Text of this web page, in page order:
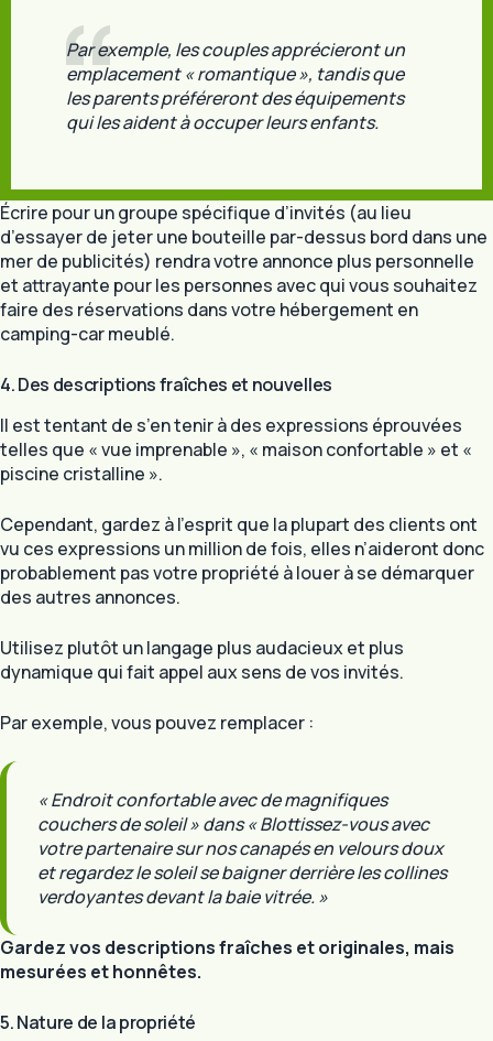
Par exemple, les couples apprécieront un
emplacement « romantique », tandis que
les parents préféreront des équipements
qui les aident à occuper leurs enfants.
Écrire pour un groupe spécifique d’invités (au lieu
d’essayer de jeter une bouteille par-dessus bord dans une
mer de publicités) rendra votre annonce plus personnelle
et attrayante pour les personnes avec qui vous souhaitez
faire des réservations dans votre hébergement en
camping-car meublé.
4. Des descriptions fraîches et nouvelles
Il est tentant de s’en tenir à des expressions éprouvées
telles que « vue imprenable », « maison confortable » et «
piscine cristalline ».
Cependant, gardez à l’esprit que la plupart des clients ont
vu ces expressions un million de fois, elles n’aideront donc
probablement pas votre propriété à louer à se démarquer
des autres annonces.
Utilisez plutôt un langage plus audacieux et plus
dynamique qui fait appel aux sens de vos invités.
Par exemple, vous pouvez remplacer :
« Endroit confortable avec de magnifiques
couchers de soleil » dans « Blottissez-vous avec
votre partenaire sur nos canapés en velours doux
et regardez le soleil se baigner derrière les collines
verdoyantes devant la baie vitrée. »
Gardez vos descriptions fraîches et originales, mais
mesurées et honnêtes.
5. Nature de la propriété